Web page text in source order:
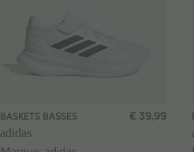
BASKETS BASSES
adidas
€ 39,99